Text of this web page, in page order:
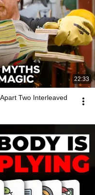
22:33
Two Interleaved